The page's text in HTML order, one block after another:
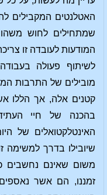
האטלנטים המקבילים
שמתחילים לחוש משהו
המודעות לעובדה זו
לשיתוף פעולה בעבודה
מובילים של התרבות
קטנים אלה, אך הללו
בהכנה של חיי
האינטלקטואלים של
שיובילו בדרך למשימה
משום שאינם נחשבים
זמננו, הם אשר